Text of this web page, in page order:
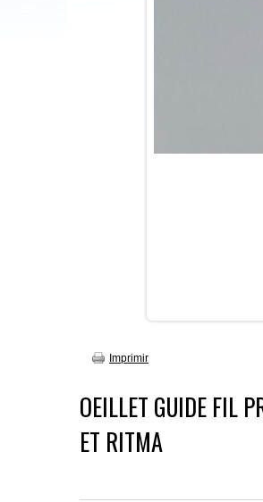
Imprimir
OEILLET GUIDE FIL
ET RITMA